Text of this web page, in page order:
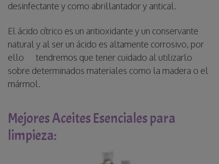
desinfectante y como abrillantador y antical.
El ácido cítrico es un antioxidante y un conservante
natural y al ser un ácido es altamente corrosivo, por
ello tendremos que tener cuidado al utilizarlo
sobre determinados materiales como la madera o el
mármol.
Mejores Aceites Esenciales para
limpieza: